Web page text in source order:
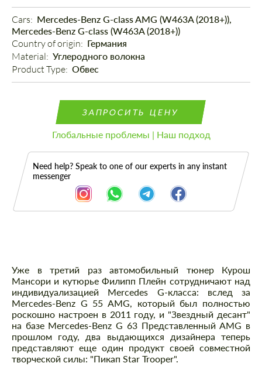
Cars: Mercedes-Benz G-class AMG (W463A (2018+)),
Mercedes-Benz G-class (W463A (2018+))
Country of origin: Германия
Material: Углеродного волокна
Product Type: Обвес
ЗАПРОСИТЬ ЦЕНУ
Глобальные проблемы | Наш подход
Need help? Speak to one of our experts in any instant
messenger
Описание
Уже в третий раз автомобильный тюнер Курош
Мансори и кутюрье Филипп Плейн сотрудничают над
индивидуализацией Mercedes G-класса: вслед за
Mercedes-Benz G 55 AMG, который был полностью
роскошно настроен в 2011 году, и "Звездный десант"
на базе Mercedes-Benz G 63 Представленный AMG в
прошлом году, два выдающихся дизайнера теперь
представляют еще один продукт своей совместной
творческой силы: "Пикап Star Trooper".